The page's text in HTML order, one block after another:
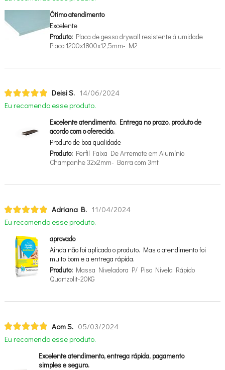
Ótimo atendimento
Excelente
Produto:Placa de gesso drywall resistente á umidade
Placo 1200x1800x12,5mm- M2
Deisi S. 14/06/2024
Eu recomendo esse produto.
Excelente atendimento. Entrega no prazo, produto de
acordo com o oferecido.
Produto de boa qualidade
Produto:Perfil Faixa De Arremate em Alumínio
Champanhe 32x2mm- Barra com 3mt
Adriana B. 11/04/2024
Eu recomendo esse produto.
aprovado
Ainda não foi aplicado o produto. Mas o atendimento foi
muito bom e a entrega rápida.
Produto:Massa Niveladora P/ Piso Nivela Rápido
Quartzolit-20KG
Aom S. 05/03/2024
Eu recomendo esse produto.
Excelente atendimento, entrega rápida, pagamento
simples e seguro.